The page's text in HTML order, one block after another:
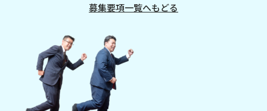
募集要項一覧へもどる